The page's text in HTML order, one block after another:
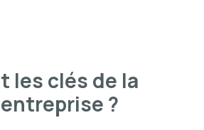
les clés de la
?